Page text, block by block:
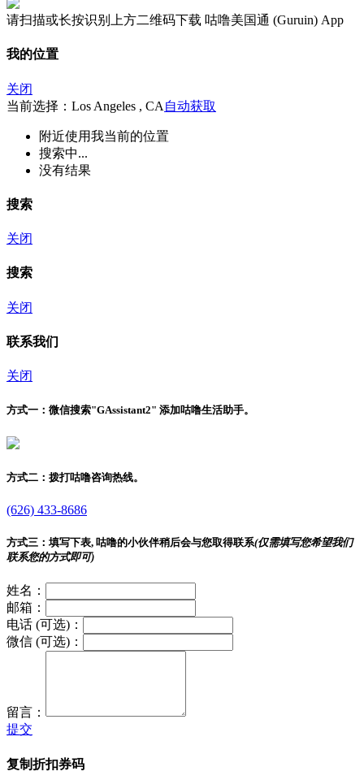
请扫描或长按识别上方二维码下载 咕噜美国通 (Guruin) App
我的位置
关闭
当前选择：Los Angeles , CA 自动获取
附近使用我当前的位置
搜索中...
没有结果
搜索
关闭
搜索
关闭
联系我们
关闭
方式一： 微信搜索"GAssistant2" 添加咕噜生活助手。
方式二： 拨打咕噜咨询热线。
(626) 433-8686
方式三： 填写下表, 咕噜的小伙伴稍后会与您取得联系(仅需填写您希望我们
联系您的方式即可)
姓名：
邮箱：
电话 (可选)：
微信 (可选)：
留言：
提交
复制折扣券码